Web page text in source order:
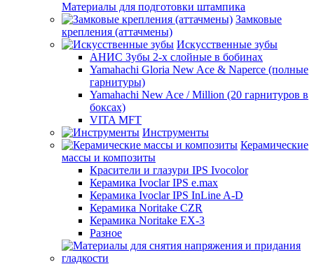
Материалы для подготовки штампика
Замковые
крепления (аттачмены)
Искусственные зубы
АНИС Зубы 2-х слойные в бобинах
Yamahachi Gloria New Ace & Naperce (полные
гарнитуры)
Yamahachi New Ace / Million (20 гарнитуров в
боксах)
VITA MFT
Инструменты
Керамические
массы и композиты
Красители и глазури IPS Ivocolor
Керамика Ivoclar IPS e.max
Керамика Ivoclar IPS InLine A-D
Керамика Noritake CZR
Керамика Noritake EX-3
Разное